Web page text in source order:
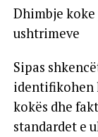
Dhimbje koke
ushtrimeve
Sipas
identifikohen
kokës dhe
standardet e